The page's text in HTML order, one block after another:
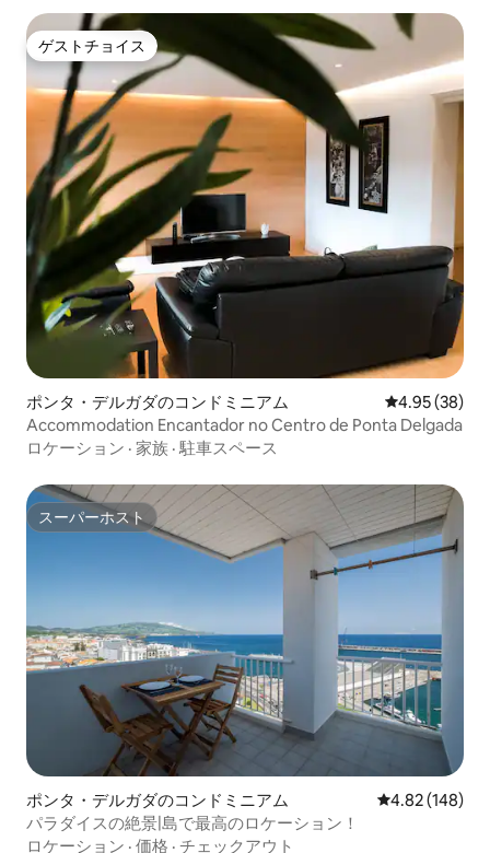
ゲストチョイス
ゲストチョイス
ポンタ・デルガダのコンドミニアム レビュー38
4.95 (38)
Accommodation Encantador no Centro de Ponta Delgada
ロケーション · 家族 ·駐車スペース
スーパーホスト
スーパーホスト
ポンタ・デルガダのコンドミニアム レビュー148
4.82 (148)
パラダイスの絶景|島で最高のロケーション！
ロケーション · 価格 · チェックアウト